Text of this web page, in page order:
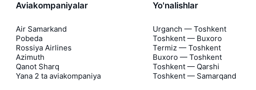
Aviakompaniyalar
Air Samarkand
Pobeda
Rossiya Airlines
Azimuth
Qanot Sharq
Yana 2 ta aviakompaniya
Yo'nalishlar
Urganch — Toshkent
Toshkent — Buxoro
Termiz — Toshkent
Buxoro — Toshkent
Toshkent — Qarshi
Toshkent — Samarqand